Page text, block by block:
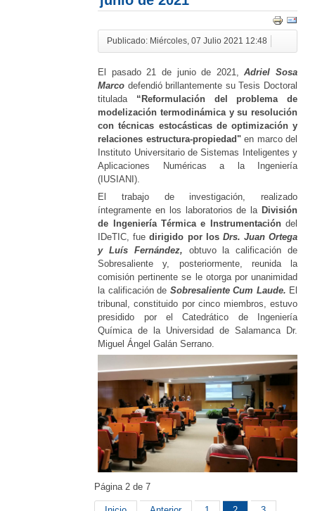
Publicado: Miércoles, 07 Julio 2021 12:48
El pasado 21 de junio de 2021,Adriel Sosa
Marco defendió brillantemente su Tesis Doctoral
titulada “Reformulación del problema de
modelización termodinámica y su resolución
con técnicas estocásticas de optimización y
relaciones estructura-propiedad"en marco del
Instituto Universitario de Sistemas Inteligentes y
Aplicaciones Numéricas a la Ingeniería
(IUSIANI).
El trabajo de investigación, realizado
íntegramente en los laboratorios de la División
de Ingeniería Térmica e Instrumentación del
IDeTIC, fuedirigido por los Drs. Juan Ortega
y Luís Fernández, obtuvo la calificación de
Sobresaliente y, posteriormente, reunida la
comisión pertinente se le otorga por unanimidad
la calificación de Sobresaliente Cum Laude. El
tribunal, constituido por cinco miembros, estuvo
presidido por el Catedrático de Ingeniería
Química de la Universidad de Salamanca Dr.
Miguel Ángel Galán Serrano.
Página 2 de 7